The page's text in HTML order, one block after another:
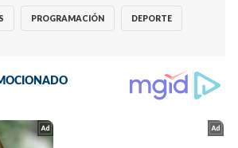
PROGRAMACIÓN DEPORTE